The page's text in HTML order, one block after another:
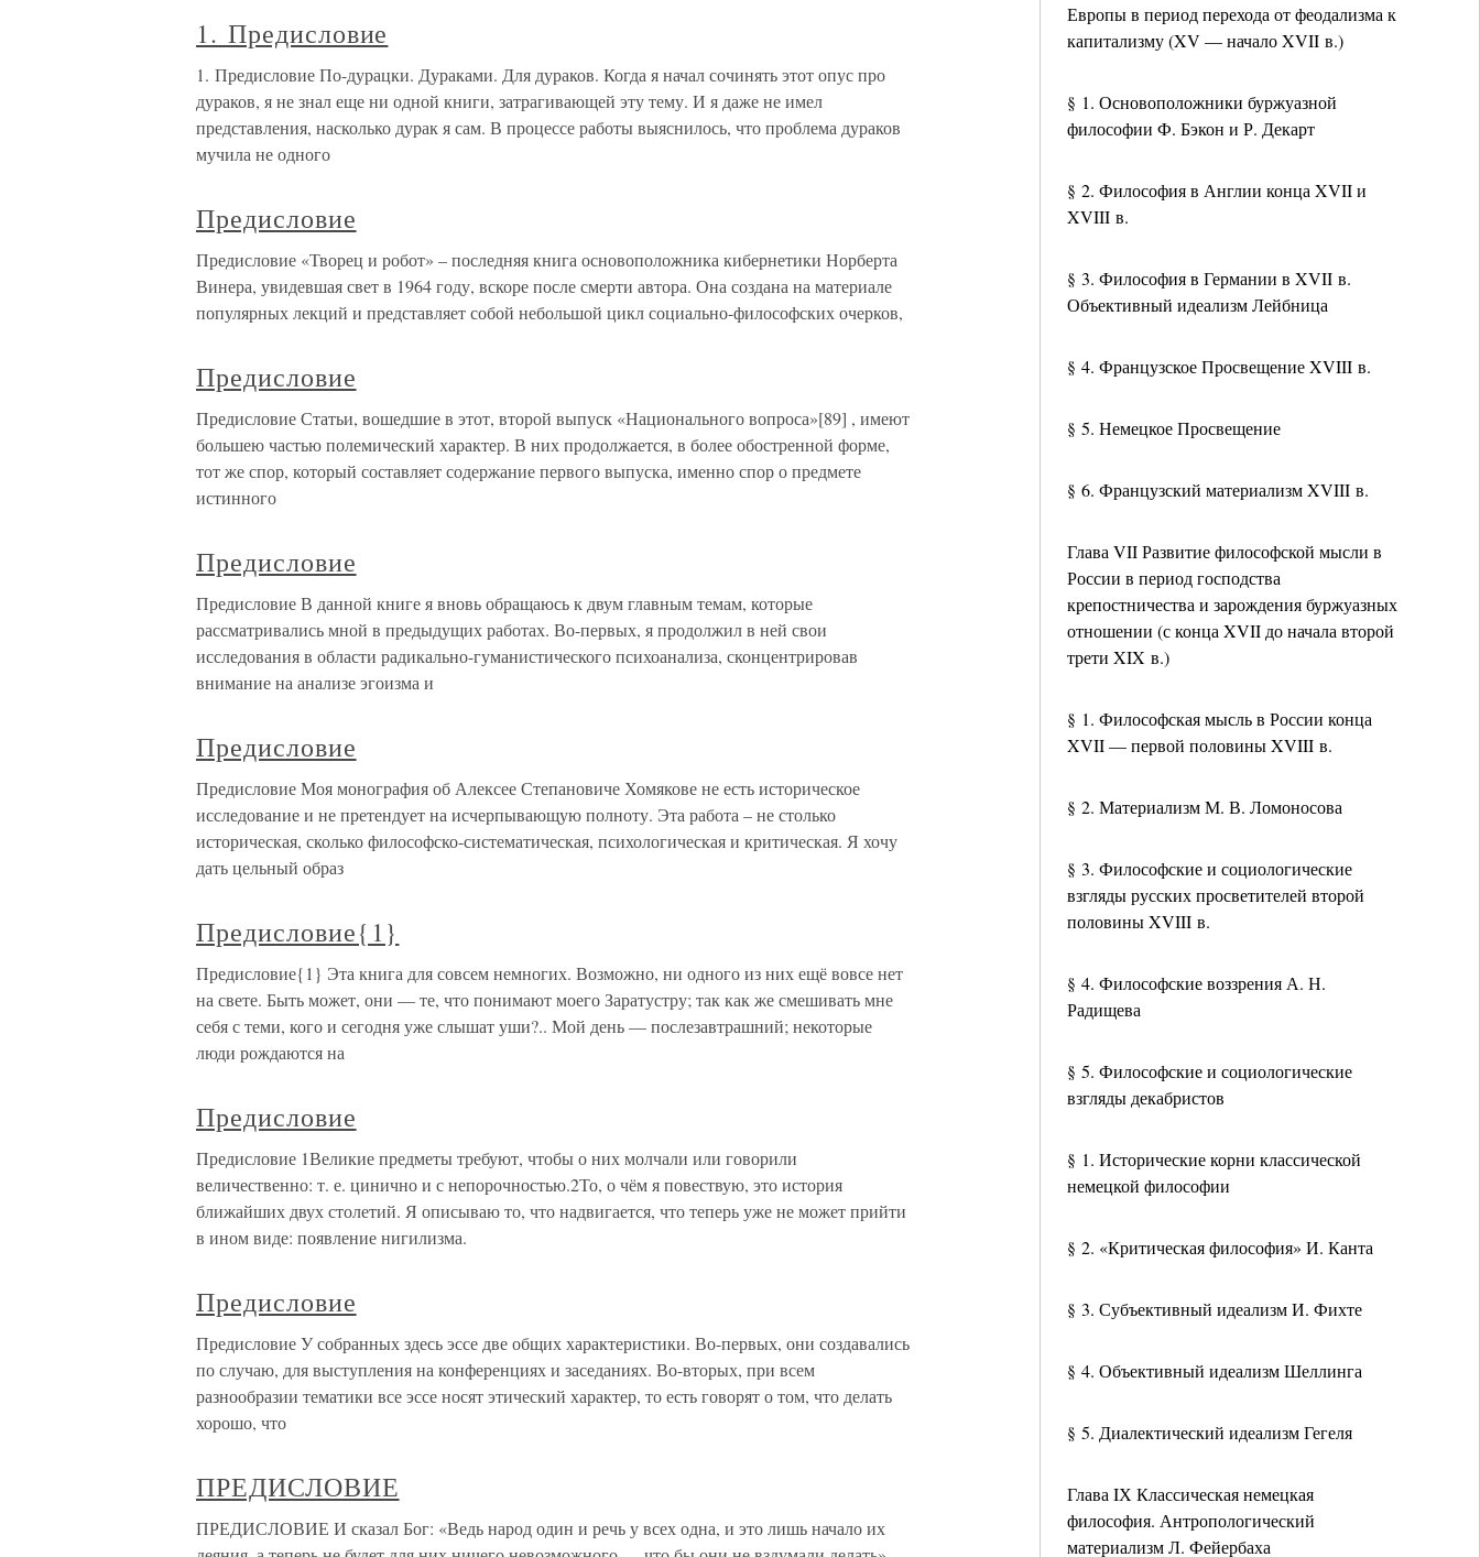
Европы в период перехода от феодализма к
капитализму (XV — начало XVII в.)
§ 1. Основоположники буржуазной
философии Ф. Бэкон и Р. Декарт
§ 2. Философия в Англии конца XVII и
XVIII в.
§ 3. Философия в Германии в XVII в.
Объективный идеализм Лейбница
§ 4. Французское Просвещение XVIII в.
§ 5. Немецкое Просвещение
§ 6. Французский материализм XVIII в.
Глава VII Развитие философской мысли в
России в период господства
крепостничества и зарождения буржуазных
отношении (с конца XVII до начала второй
трети XIX в.)
§ 1. Философская мысль в России конца
XVII — первой половины XVIII в.
§ 2. Материализм М. В. Ломоносова
§ 3. Философские и социологические
взгляды русских просветителей второй
половины XVIII в.
§ 4. Философские воззрения А. Н.
Радищева
§ 5. Философские и социологические
взгляды декабристов
§ 1. Исторические корни классической
немецкой философии
§ 2. «Критическая философия» И. Канта
§ 3. Субъективный идеализм И. Фихте
§ 4. Объективный идеализм Шеллинга
§ 5. Диалектический идеализм Гегеля
Глава IХ Классическая немецкая
философия. Антропологический
материализм Л. Фейербаха
1. Предисловие
1. Предисловие По-дурацки. Дураками. Для дураков. Когда я начал сочинять этот опус про
дураков, я не знал еще ни одной книги, затрагивающей эту тему. И я даже не имел
представления, насколько дурак я сам. В процессе работы выяснилось, что проблема дураков
мучила не одного
Предисловие
Предисловие «Творец и робот» – последняя книга основоположника кибернетики Норберта
Винера, увидевшая свет в 1964 году, вскоре после смерти автора. Она создана на материале
популярных лекций и представляет собой небольшой цикл социально-философских очерков,
Предисловие
Предисловие Статьи, вошедшие в этот, второй выпуск «Национального вопроса»[89] , имеют
большею частью полемический характер. В них продолжается, в более обостренной форме,
тот же спор, который составляет содержание первого выпуска, именно спор о предмете
истинного
Предисловие
Предисловие В данной книге я вновь обращаюсь к двум главным темам, которые
рассматривались мной в предыдущих работах. Во-первых, я продолжил в ней свои
исследования в области радикально-гуманистического психоанализа, сконцентрировав
внимание на анализе эгоизма и
Предисловие
Предисловие Моя монография об Алексее Степановиче Хомякове не есть историческое
исследование и не претендует на исчерпывающую полноту. Эта работа – не столько
историческая, сколько философско-систематическая, психологическая и критическая. Я хочу
дать цельный образ
Предисловие{1}
Предисловие{1} Эта книга для совсем немногих. Возможно, ни одного из них ещё вовсе нет
на свете. Быть может, они — те, что понимают моего Заратустру; так как же смешивать мне
себя с теми, кого и сегодня уже слышат уши?.. Мой день — послезавтрашний; некоторые
люди рождаются на
Предисловие
Предисловие 1Великие предметы требуют, чтобы о них молчали или говорили
величественно: т. е. цинично и с непорочностью.2То, о чём я повествую, это история
ближайших двух столетий. Я описываю то, что надвигается, что теперь уже не может прийти
в ином виде: появление нигилизма.
Предисловие
Предисловие У собранных здесь эссе две общих характеристики. Во-первых, они создавались
по случаю, для выступления на конференциях и заседаниях. Во-вторых, при всем
разнообразии тематики все эссе носят этический характер, то есть говорят о том, что делать
хорошо, что
ПРЕДИСЛОВИЕ
ПРЕДИСЛОВИЕ И сказал Бог: «Ведь народ один и речь у всех одна, и это лишь начало их